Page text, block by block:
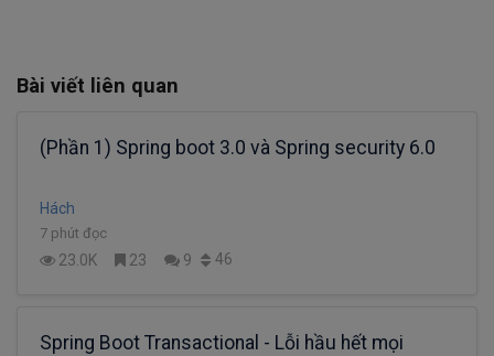
Bài viết liên quan
(Phần 1) Spring boot 3.0 và Spring security 6.0
Hách
7 phút đọc
23.0K 23 9 46
Spring Boot Transactional - Lỗi hầu hết mọi